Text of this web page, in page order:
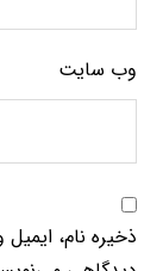
وب‌ سایت
ذخیره نام،